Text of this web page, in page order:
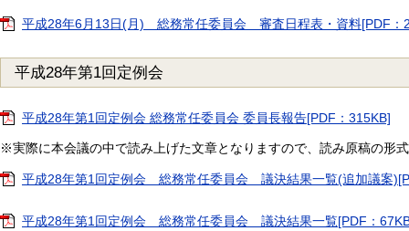
平成28年6月13日(月) 総務常任委員会 審査日程表・資料[PDF：
平成28年第1回定例会
平成28年第1回定例会 総務常任委員会 委員長報告[PDF：315KB]
※実際に本会議の中で読み上げた文章となりますので、読み原稿の形
平成28年第1回定例会 総務常任委員会 議決結果一覧(追加議案
平成28年第1回定例会 総務常任委員会 議決結果一覧[PDF：